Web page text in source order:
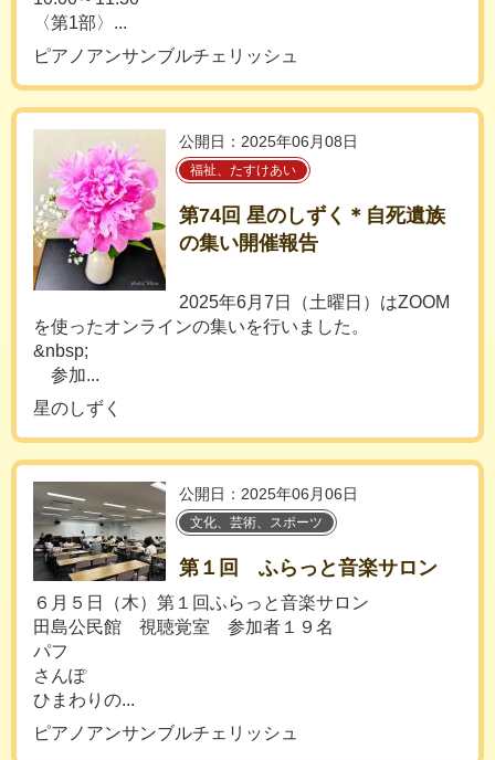
〈第1部〉...
ピアノアンサンブルチェリッシュ
公開日：2025年06月08日
福祉、たすけあい
第74回 星のしずく＊自死遺族
の集い開催報告
2025年6月7日（土曜日）はZOOM
を使ったオンラインの集いを行いました。
&nbsp;
参加...
星のしずく
公開日：2025年06月06日
文化、芸術、スポーツ
第１回 ふらっと音楽サロン
６月５日（木）第１回ふらっと音楽サロン
田島公民館 視聴覚室 参加者１９名
パフ
さんぽ
ひまわりの...
ピアノアンサンブルチェリッシュ